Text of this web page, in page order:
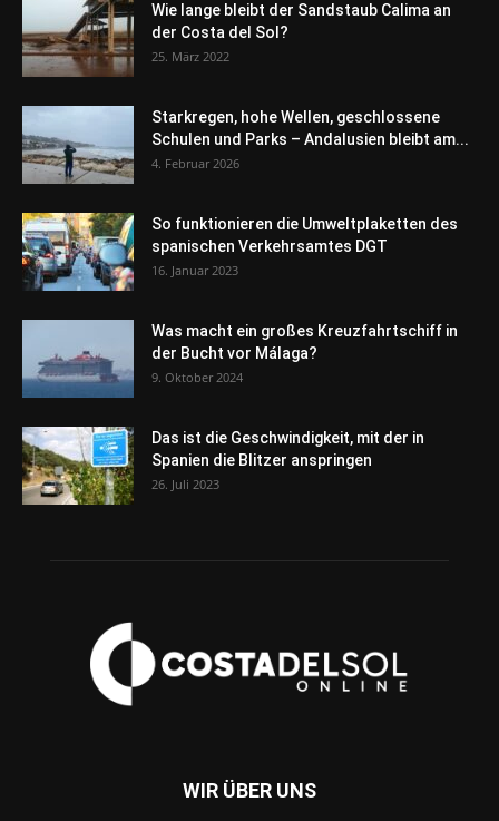
Wie lange bleibt der Sandstaub Calima an
der Costa del Sol?
25. März 2022
Starkregen, hohe Wellen, geschlossene
Schulen und Parks – Andalusien bleibt am...
4. Februar 2026
So funktionieren die Umweltplaketten des
spanischen Verkehrsamtes DGT
16. Januar 2023
Was macht ein großes Kreuzfahrtschiff in
der Bucht vor Málaga?
9. Oktober 2024
Das ist die Geschwindigkeit, mit der in
Spanien die Blitzer anspringen
26. Juli 2023
WIR ÜBER UNS